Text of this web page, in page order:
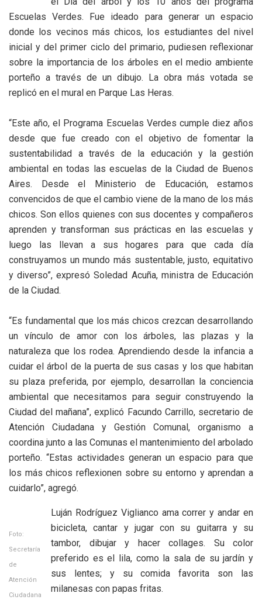
Escuelas Verdes. Fue ideado para generar un espacio
donde los vecinos más chicos, los estudiantes del nivel
inicial y del primer ciclo del primario, pudiesen reflexionar
sobre la importancia de los árboles en el medio ambiente
porteño a través de un dibujo. La obra más votada se
replicó en el mural en Parque Las Heras.
“Este año, el Programa Escuelas Verdes cumple diez años
desde que fue creado con el objetivo de fomentar la
sustentabilidad a través de la educación y la gestión
ambiental en todas las escuelas de la Ciudad de Buenos
Aires. Desde el Ministerio de Educación, estamos
convencidos de que el cambio viene de la mano de los más
chicos. Son ellos quienes con sus docentes y compañeros
aprenden y transforman sus prácticas en las escuelas y
luego las llevan a sus hogares para que cada día
construyamos un mundo más sustentable, justo, equitativo
y diverso”, expresó Soledad Acuña, ministra de Educación
de la Ciudad.
“Es fundamental que los más chicos crezcan desarrollando
un vínculo de amor con los árboles, las plazas y la
naturaleza que los rodea. Aprendiendo desde la infancia a
cuidar el árbol de la puerta de sus casas y los que habitan
su plaza preferida, por ejemplo, desarrollan la conciencia
ambiental que necesitamos para seguir construyendo la
Ciudad del mañana”, explicó Facundo Carrillo, secretario de
Atención Ciudadana y Gestión Comunal, organismo a
coordina junto a las Comunas el mantenimiento del arbolado
porteño. “Estas actividades generan un espacio para que
los más chicos reflexionen sobre su entorno y aprendan a
cuidarlo”, agregó.
Foto:
Secretaría
de
Atención
Ciudadana
Luján Rodríguez Viglianco ama correr y andar en
bicicleta, cantar y jugar con su guitarra y su
tambor, dibujar y hacer collages. Su color
preferido es el lila, como la sala de su jardín y
sus lentes; y su comida favorita son las
milanesas con papas fritas.